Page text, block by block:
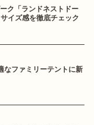
ク「ランドネストドー
イズ感を徹底チェック
なファミリーテントに新